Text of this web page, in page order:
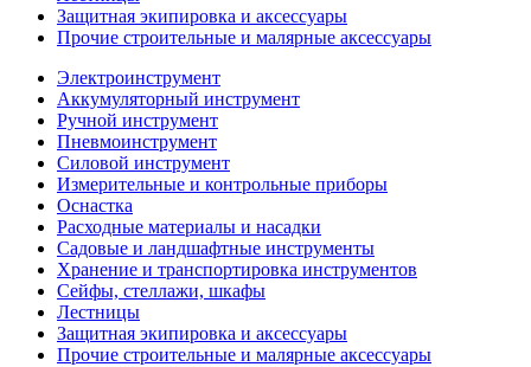
Защитная экипировка и аксессуары
Прочие строительные и малярные аксессуары
Электроинструмент
Аккумуляторный инструмент
Ручной инструмент
Пневмоинструмент
Силовой инструмент
Измерительные и контрольные приборы
Оснастка
Расходные материалы и насадки
Садовые и ландшафтные инструменты
Хранение и транспортировка инструментов
Сейфы, стеллажи, шкафы
Лестницы
Защитная экипировка и аксессуары
Прочие строительные и малярные аксессуары